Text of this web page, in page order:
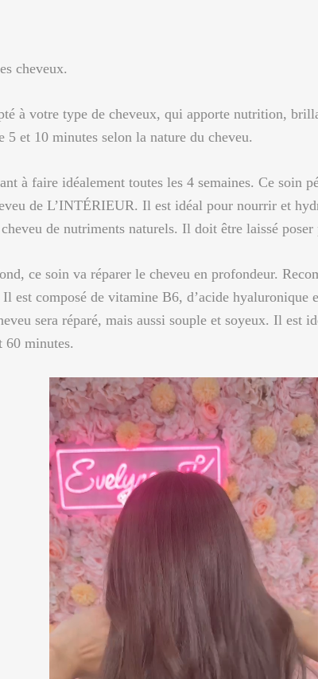
cheveux.
à votre type de cheveux, qui apporte nutrition,
5 et 10 minutes selon la nature du cheveu.
à faire idéalement toutes les 4 semaines. Ce soin
de L’INTÉRIEUR. Il est idéal pour nourrir et
de nutriments naturels. Il doit être laissé poser
ce soin va réparer le cheveu en profondeur.
est composé de vitamine B6, d’acide hyaluronique
sera réparé, mais aussi souple et soyeux. Il est
60 minutes.